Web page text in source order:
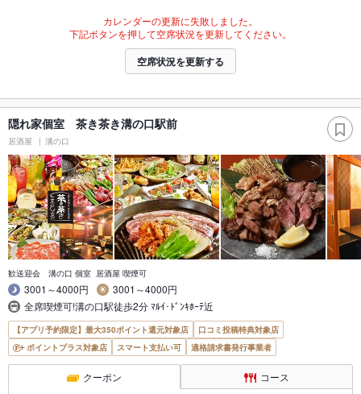
カレンダーの更新に失敗しました。
下記ボタンを押して空席状況を更新してください。
空席状況を更新する
隠れ家個室 茶き茶き溝の口駅前
居酒屋 溝の口
歓送迎会 溝の口 個室 居酒屋 喫煙可
3001～4000円
3001～4000円
全席喫煙可!溝の口駅徒歩2分 ﾏﾙｲ･ﾄﾞﾝｷﾎｰﾃ近
【アプリ予約限定】最大350ポイント還元対象店
口コミ投稿特典対象店
ポイントプラス対象店
スマート支払い可 適格請求書発行事業者
クーポン コース